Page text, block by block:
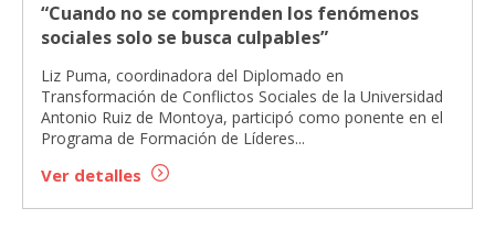
“Cuando no se comprenden los fenómenos
sociales solo se busca culpables”
Liz Puma, coordinadora del Diplomado en
Transformación de Conflictos Sociales de la Universidad
Antonio Ruiz de Montoya, participó como ponente en el
Programa de Formación de Líderes...
Ver detalles